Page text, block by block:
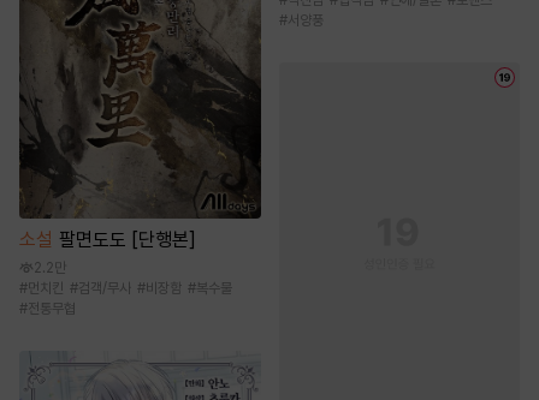
소설 팔면도도 [단행본]
2.2만
#먼치킨 #검객/무사 #비장함 #복수물
#전통무협
#서양풍